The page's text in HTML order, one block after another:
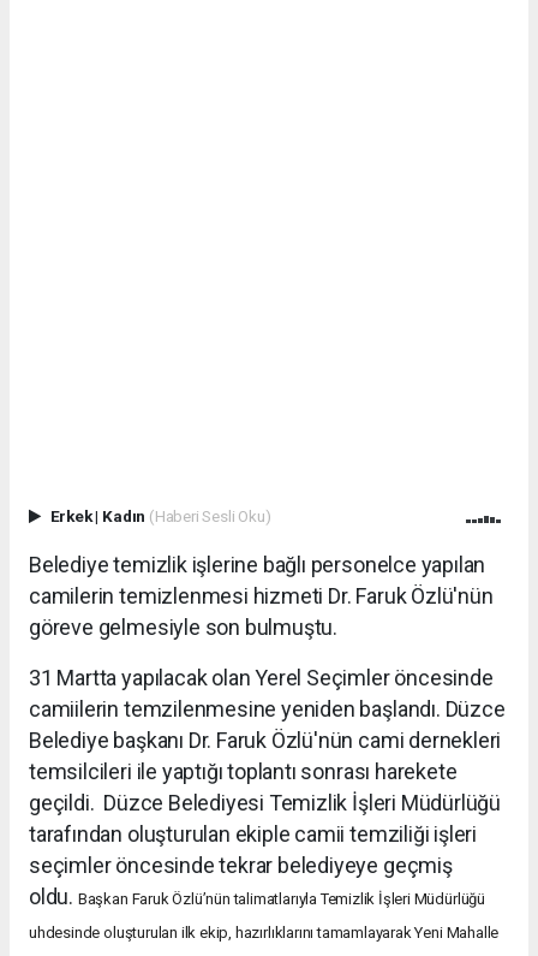
Erkek| Kadın (Haberi Sesli Oku)
Belediye temizlik işlerine bağlı personelce yapılan
camilerin temizlenmesi hizmeti Dr. Faruk Özlü'nün
göreve gelmesiyle son bulmuştu.
31 Martta yapılacak olan Yerel Seçimler öncesinde
camiilerin temzilenmesine yeniden başlandı. Düzce
Belediye başkanı Dr. Faruk Özlü'nün cami dernekleri
temsilcileri ile yaptığı toplantı sonrası harekete
geçildi. Düzce Belediyesi Temizlik İşleri Müdürlüğü
tarafından oluşturulan ekiple camii temziliği işleri
seçimler öncesinde tekrar belediyeye geçmiş
oldu. Başkan Faruk Özlü’nün talimatlarıyla Temizlik İşleri Müdürlüğü
uhdesindeoluşturulan ilk ekip, hazırlıklarını tamamlayarak Yeni Mahalle